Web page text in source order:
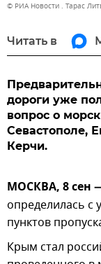
© РИА Новости . Тарас
Читать в
дороги уже
вопрос о
Севастополе,
Керчи.
МОСКВА, 8 сен
определилась с
пунктов
Крым стал